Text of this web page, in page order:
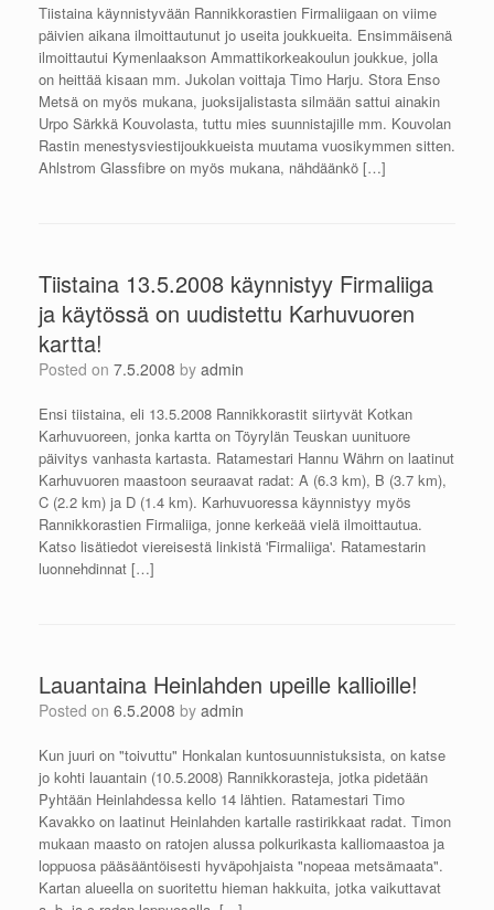
Tiistaina käynnistyvään Rannikkorastien Firmaliigaan on viime
päivien aikana ilmoittautunut jo useita joukkueita. Ensimmäisenä
ilmoittautui Kymenlaakson Ammattikorkeakoulun joukkue, jolla
on heittää kisaan mm. Jukolan voittaja Timo Harju. Stora Enso
Metsä on myös mukana, juoksijalistasta silmään sattui ainakin
Urpo Särkkä Kouvolasta, tuttu mies suunnistajille mm. Kouvolan
Rastin menestysviestijoukkueista muutama vuosikymmen sitten.
Ahlstrom Glassfibre on myös mukana, nähdäänkö […]
Tiistaina 13.5.2008 käynnistyy Firmaliiga
ja käytössä on uudistettu Karhuvuoren
kartta!
Posted on 7.5.2008 by admin
Ensi tiistaina, eli 13.5.2008 Rannikkorastit siirtyvät Kotkan
Karhuvuoreen, jonka kartta on Töyrylän Teuskan uunituore
päivitys vanhasta kartasta. Ratamestari Hannu Währn on laatinut
Karhuvuoren maastoon seuraavat radat: A (6.3 km), B (3.7 km),
C (2.2 km) ja D (1.4 km). Karhuvuoressa käynnistyy myös
Rannikkorastien Firmaliiga, jonne kerkeää vielä ilmoittautua.
Katso lisätiedot viereisestä linkistä 'Firmaliiga'. Ratamestarin
luonnehdinnat […]
Lauantaina Heinlahden upeille kallioille!
Posted on 6.5.2008 by admin
Kun juuri on "toivuttu" Honkalan kuntosuunnistuksista, on katse
jo kohti lauantain (10.5.2008) Rannikkorasteja, jotka pidetään
Pyhtään Heinlahdessa kello 14 lähtien. Ratamestari Timo
Kavakko on laatinut Heinlahden kartalle rastirikkaat radat. Timon
mukaan maasto on ratojen alussa polkurikasta kalliomaastoa ja
loppuosa pääsääntöisesti hyväpohjaista "nopeaa metsämaata".
Kartan alueella on suoritettu hieman hakkuita, jotka vaikuttavat